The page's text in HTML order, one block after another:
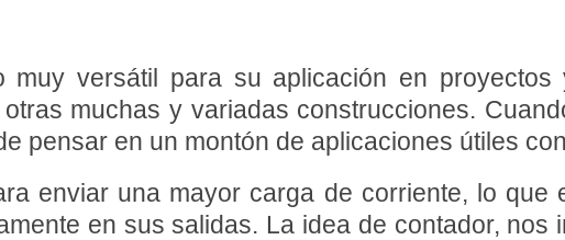
muy versátil para su aplicación en
muchas y variadas construcciones.
pensar en un montón de aplicaciones útiles
enviar una mayor carga de corriente, lo que
en sus salidas. La idea de contador, nos